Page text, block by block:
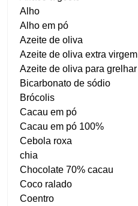
Alho
Alho em pó
Azeite de oliva
Azeite de oliva extra virgem
Azeite de oliva para grelhar
Bicarbonato de sódio
Brócolis
Cacau em pó
Cacau em pó 100%
Cebola roxa
chia
Chocolate 70% cacau
Coco ralado
Coentro